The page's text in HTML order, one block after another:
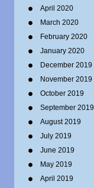
April 2020
March 2020
February 2020
January 2020
December 2019
November 2019
October 2019
September 2019
August 2019
July 2019
June 2019
May 2019
April 2019